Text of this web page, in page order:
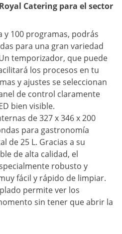
Catering para el sector
y 100 programas, podrás
para una gran variedad
temporizador, que puede
los procesos en tu
y ajustes se seleccionan
de control claramente
bien visible.
de 327 x 346 x 200
para gastronomía
de 25 L. Gracias a su
de alta calidad, el
robusto y
fácil y rápido de limpiar.
permite ver los
sin tener que abrir la